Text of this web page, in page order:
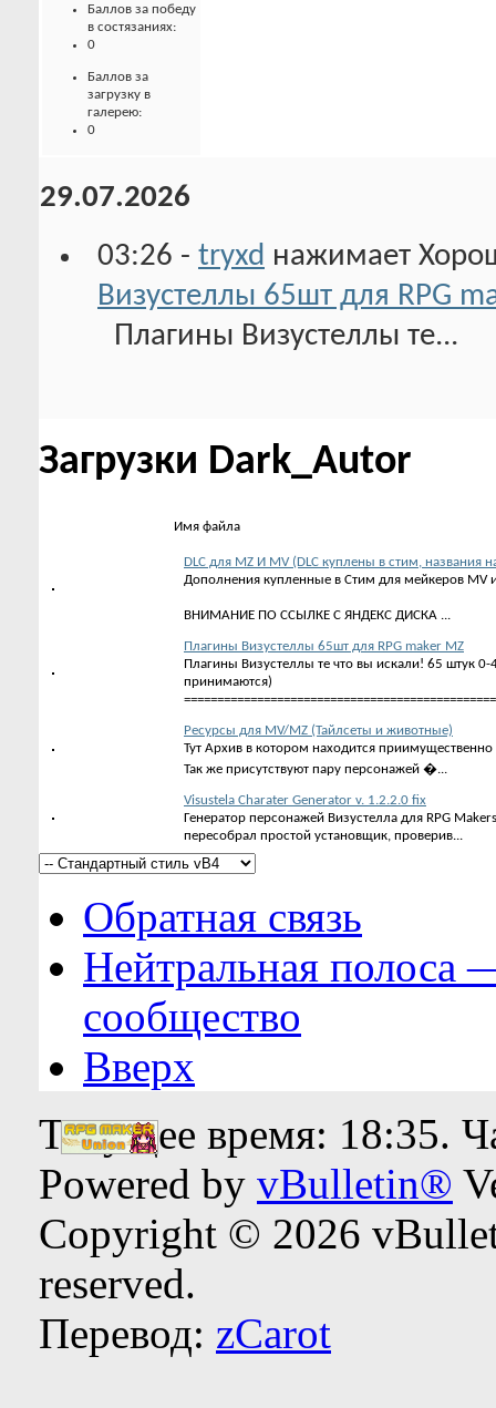
Баллов за победу
в состязаниях:
0
Баллов за
загрузку в
галерею:
0
29.07.2026
03:26 - tryxd нажимает
Визустеллы 65шт для RPG
Плагины Визустеллы те...
Загрузки Dark_Autor
Имя файла
DLC для MZ И MV (DLC куплены в стим, названия
Дополнения купленные в Стим для мейкеров MV
ВНИМАНИЕ ПО ССЫЛКЕ С ЯНДЕКС ДИСКА ...
Плагины Визустеллы 65шт для RPG maker MZ
Плагины Визустеллы те что вы искали! 65 штук 0-
принимаются)
Ресурсы для MV/MZ (Тайлсеты и животные)
Тут Архив в котором находится
Так же присутствуют пару персонажей �...
Visustela Charater Generator v. 1.2.2.0 fix
Генератор персонажей Визустелла для RPG
пересобрал простой установщик, проверив...
Обратная связь
Нейтральная полоса
сообщество
Вверх
Текущее время: 18:35.
Powered by vBulletin®
Copyright © 2026
reserved.
Перевод: zCarot